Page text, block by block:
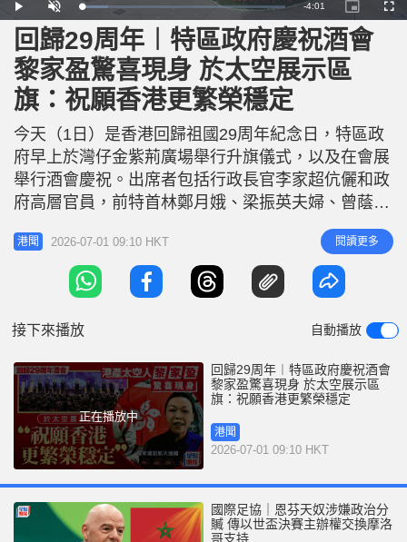
P
l
a
U
n
m
u
L
o
a
d
e
d
:
1
2
.
9
6
R
e
m
n
n
-4:01
P
i
c
t
u
c
t
r
e
F
u
回歸29周年︱特區政府慶祝酒會
黎家盈驚喜現身 於太空展示區
旗：祝願香港更繁榮穩定
今天（1日）是香港回歸祖國29周年紀念日，特區政
府早上於灣仔金紫荊廣場舉行升旗儀式，以及在會展
舉行酒會慶祝。出席者包括行政長官李家超伉儷和政
府高層官員，前特首林鄭月娥、梁振英夫婦、曾蔭權
夫婦均有出席。中央駐港機構代表亦有出席，包括中
聯辨主任周霽等人。其他出席嘉賓亦包括，行會成員
陳健波、張宇人、任志剛、陳克勤，以及多名立法會
議員。 特首李家超伉儷於約早上7時52分進場。警察
港聞 2026-07-01 09:10 HKT 閱讀更多
接下來播放 自動播放
正在播放中
回歸29周年︱特區政府慶祝酒會
黎家盈驚喜現身 於太空展示區
旗：祝願香港更繁榮穩定
港聞
2026-07-01 09:10 HKT
國際足協｜恩芬天奴涉嫌政治分
贓 傳以世盃決賽主辦權交換摩洛
哥支持